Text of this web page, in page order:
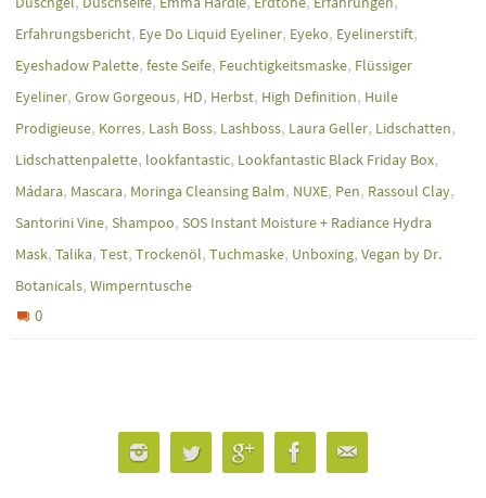
Erfahrungsbericht, Eye Do Liquid Eyeliner, Eyeko, Eyelinerstift,
Eyeshadow Palette, feste Seife, Feuchtigkeitsmaske, Flüssiger
Eyeliner, Grow Gorgeous, HD, Herbst, High Definition, Huile
Prodigieuse, Korres, Lash Boss, Lashboss, Laura Geller, Lidschatten,
Lidschattenpalette, lookfantastic, Lookfantastic Black Friday Box,
Mádara, Mascara, Moringa Cleansing Balm, NUXE, Pen, Rassoul Clay,
Santorini Vine, Shampoo, SOS Instant Moisture + Radiance Hydra
Mask, Talika, Test, Trockenöl, Tuchmaske, Unboxing, Vegan by Dr.
Botanicals, Wimperntusche
0